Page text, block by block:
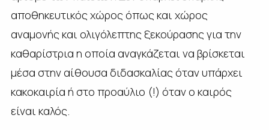
αποθηκευτικός χώρος όπως και χώρος
αναμονής και ολιγόλεπτης ξεκούρασης για την
καθαρίστρια η οποία αναγκάζεται να βρίσκεται
μέσα στην αίθουσα διδασκαλίας όταν υπάρχει
κακοκαιρία ή στο προαύλιο (!) όταν ο καιρός
είναι καλός.